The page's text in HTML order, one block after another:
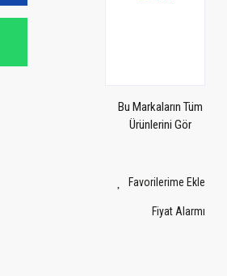
Bu Markaların Tüm
Ürünlerini Gör
Fiyat Alarmı